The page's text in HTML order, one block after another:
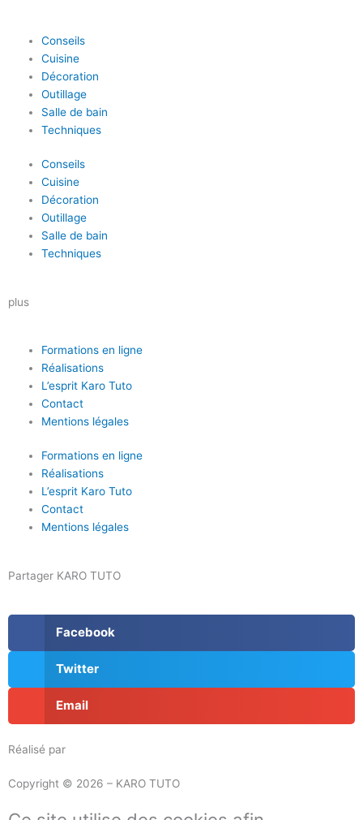
Conseils
Cuisine
Décoration
Outillage
Salle de bain
Techniques
Conseils
Cuisine
Décoration
Outillage
Salle de bain
Techniques
plus
Formations en ligne
Réalisations
L’esprit Karo Tuto
Contact
Mentions légales
Formations en ligne
Réalisations
L’esprit Karo Tuto
Contact
Mentions légales
Partager KARO TUTO
Facebook
Twitter
Email
Réalisé par
Copyright © 2026 – KARO TUTO